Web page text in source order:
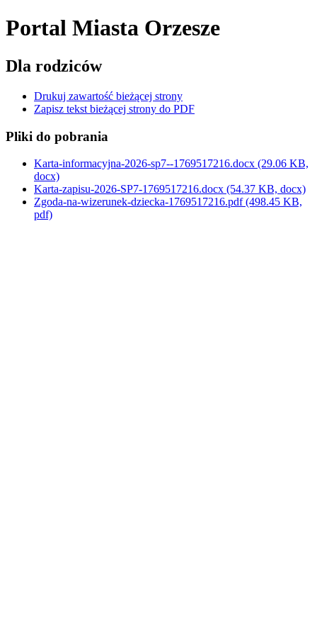
Portal Miasta Orzesze
Dla rodziców
Drukuj zawartość bieżącej strony
Zapisz tekst bieżącej strony do PDF
Pliki do pobrania
Karta-informacyjna-2026-sp7--1769517216.docx (29.06 KB,
docx)
Karta-zapisu-2026-SP7-1769517216.docx (54.37 KB, docx)
Zgoda-na-wizerunek-dziecka-1769517216.pdf(498.45 KB,
pdf)